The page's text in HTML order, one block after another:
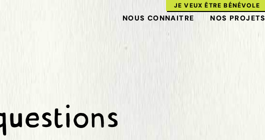
JE VEUX ÊTRE BÉNÉVOLE
NOUS CONNAITRE NOS PROJETS